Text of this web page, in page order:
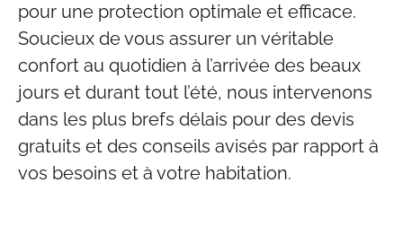
pour une protection optimale et efficace.
Soucieux de vous assurer un véritable
confort au quotidien à l’arrivée des beaux
jours et durant tout l’été, nous intervenons
dans les plus brefs délais pour des devis
gratuits et des conseils avisés par rapport à
vos besoins et à votre habitation.